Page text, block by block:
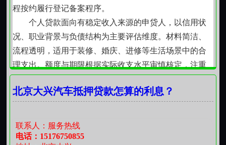
务；后续还款安排支持多种方式，兼顾客户现金流节
奏。整个过程拒绝模糊承诺、不设隐藏条件，以扎实的
本地服务经验，助力客户在不同阶段实现资金安排的平
稳过渡与理性选择。
程按约履行登记备案程序。
个人贷款面向有稳定收入来源的申贷人，以信用状
况、职业背景与负债结构为主要评估维度。材料简洁、
流程透明，适用于装修、婚庆、进修等生活场景中的合
理支出。额度与期限根据实际收支水平审慎核定，注重
私人借款作为一种传统而审慎的资金互助形式，建
人从业稳定性、家庭支持情况及过往履约记录，强调契
约精神与责任意识。此类安排多用于亲友间短期周转，
北京大兴汽车抵押贷款怎算的利息？
联系人：服务热线
电话：15176750855